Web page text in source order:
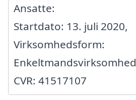
Ansatte:
Startdato: 13. juli 2020,
Virksomhedsform:
Enkeltmandsvirksomhed
CVR: 41517107